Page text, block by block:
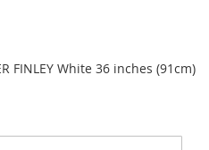
FINLEY White 36 inches (91cm)